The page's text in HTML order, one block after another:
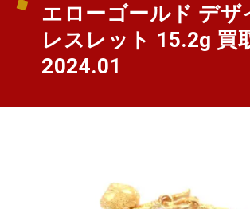
エローゴールド デザ
レスレット 15.2g 買
2024.01